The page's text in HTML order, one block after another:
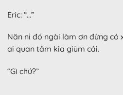
Eric: “…”
Năn nỉ đó ngài làm ơn đừng có
ai quan tâm kia giùm cái.
“Gì chứ?”